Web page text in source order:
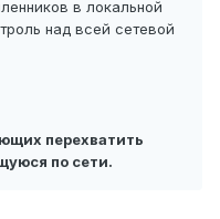
в локальной
над всей сетевой
перехватить
по сети.